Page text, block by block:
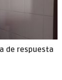
de respuesta